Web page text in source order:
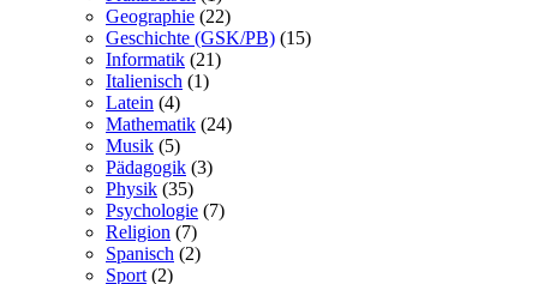
Geographie (22)
Geschichte (GSK/PB) (15)
Informatik (21)
Italienisch (1)
Latein (4)
Mathematik (24)
Musik (5)
Pädagogik (3)
Physik (35)
Psychologie (7)
Religion (7)
Spanisch (2)
Sport (2)